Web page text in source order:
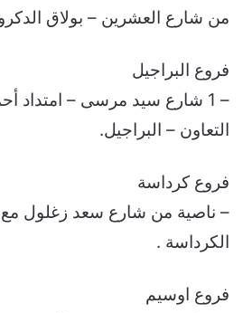
من شارع العشرين – بولاق
فروع البراجيل
– 1 شارع سيد مرسى – امتداد
التعاون – البراجيل.
فروع كرداسة
– ناصية من شارع سعد زغلول
الكرداسة .
فروع اوسيم